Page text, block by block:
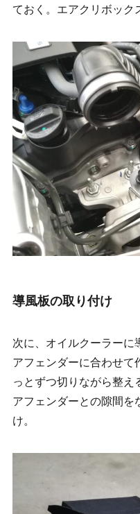
ておく。エアクリボック
導風板の取り付け
次に、オイルクーラーに
アフェンダーに合わせて
っとずつ切りながら整え
アフェンダーとの隙間を
け。